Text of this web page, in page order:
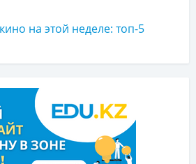
на этой неделе: топ-5